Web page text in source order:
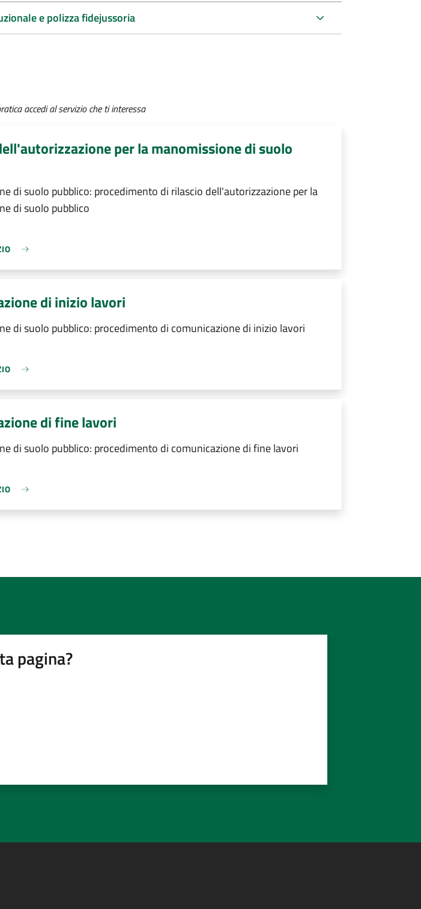
e polizza fidejussoria
accedi al servizio che ti interessa
per la manomissione di suolo
di suolo pubblico: procedimento di rilascio dell'autorizzazione per la
di suolo pubblico
di inizio lavori
di suolo pubblico: procedimento di comunicazione di inizio lavori
di fine lavori
di suolo pubblico: procedimento di comunicazione di fine lavori
pagina?